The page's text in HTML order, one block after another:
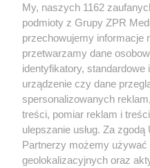
rozpowszechniany lub dalej
(w tym także elektroniczny lub
eksploatacji w jakiejkolwiek
Internecie bez pisemnej zgody
lub wykorzystanie utworów w
prawa, tzn. bez właściwej
może być ścigane prawnie.
My, naszych 1162
podmioty z Grupy ZPR
przechowujemy informacje
przetwarzamy dane
identyfikatory, standardowe
urządzenie czy dane
spersonalizowanych
treści, pomiar reklam i
ulepszanie usług. Za
Partnerzy możemy używać
geolokalizacyjnych oraz